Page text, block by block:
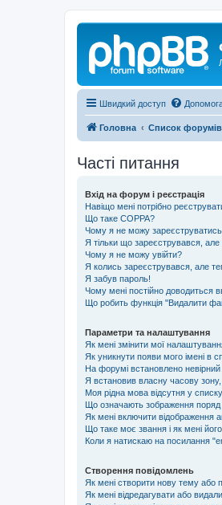
Швидкий доступ
Головна Список форумів
Часті питання
Вхід на форум і реєстрація
Навіщо мені потрібно
Що таке COPPA?
Чому я не можу
Я тільки що зареєструвався, але
Чому я не можу увійти?
Я колись зареєструвався, але
Я забув пароль!
Чому мені постійно доводиться
Що робить функція "Видалити
Параметри та налаштування
Як мені змінити мої
Як уникнути появи мого імені в
На форумі встановлено невірний
Я встановив власну часову
Моя рідна мова відсутня у
Що означають зображення
Як мені включити відображення
Що таке моє звання і як мені
Коли я натискаю на посилання
Створення повідомлень
Як мені створити нову тему або
Як мені відредагувати або